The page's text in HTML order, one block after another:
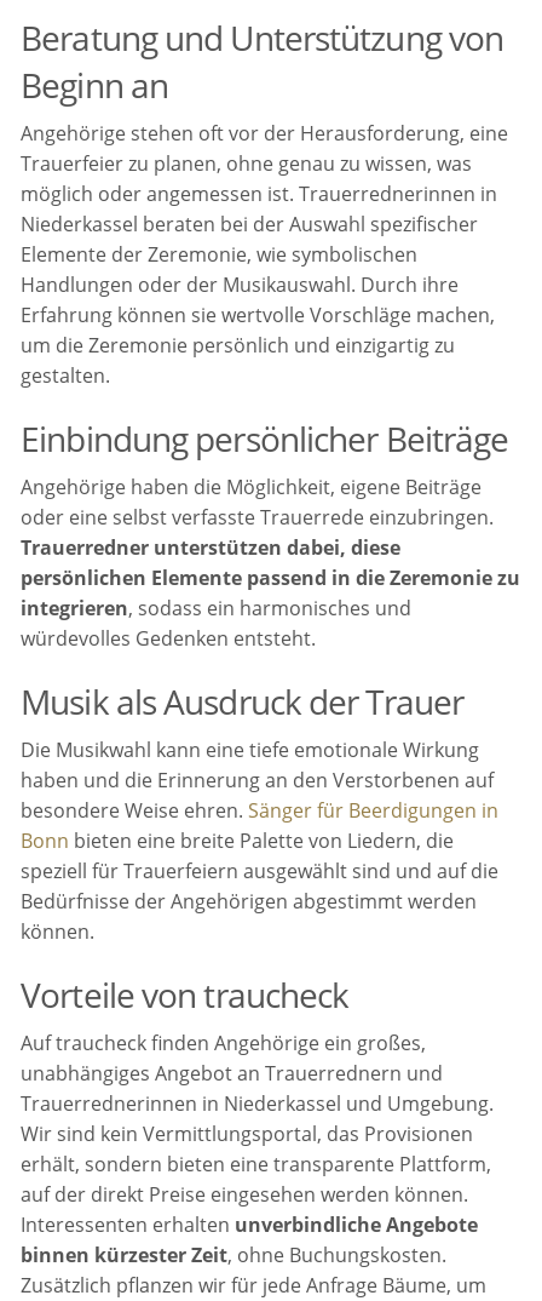
Beratung und Unterstützung von
Beginn an
Angehörige stehen oft vor der Herausforderung, eine
Trauerfeier zu planen, ohne genau zu wissen, was
möglich oder angemessen ist. Trauerrednerinnen in
Niederkassel beraten bei der Auswahl spezifischer
Elemente der Zeremonie, wie symbolischen
Handlungen oder der Musikauswahl. Durch ihre
Erfahrung können sie wertvolle Vorschläge machen,
um die Zeremonie persönlich und einzigartig zu
gestalten.
Einbindung persönlicher Beiträge
Angehörige haben die Möglichkeit, eigene Beiträge
oder eine selbst verfasste Trauerrede einzubringen.
Trauerredner unterstützen dabei, diese
persönlichen Elemente passend in die Zeremonie zu
integrieren, sodass ein harmonisches und
würdevolles Gedenken entsteht.
Musik als Ausdruck der Trauer
Die Musikwahl kann eine tiefe emotionale Wirkung
haben und die Erinnerung an den Verstorbenen auf
besondere Weise ehren.Sänger für Beerdigungen in
Bonn bieten eine breite Palette von Liedern, die
speziell für Trauerfeiern ausgewählt sind und auf die
Bedürfnisse der Angehörigen abgestimmt werden
können.
Vorteile von traucheck
Auf traucheck finden Angehörige ein großes,
unabhängiges Angebot an Trauerrednern und
Trauerrednerinnen in Niederkassel und Umgebung.
Wir sind kein Vermittlungsportal, das Provisionen
erhält, sondern bieten eine transparente Plattform,
auf der direkt Preise eingesehen werden können.
Interessenten erhalten unverbindliche Angebote
binnen kürzester Zeit, ohne Buchungskosten.
Zusätzlich pflanzen wir für jede Anfrage Bäume, um